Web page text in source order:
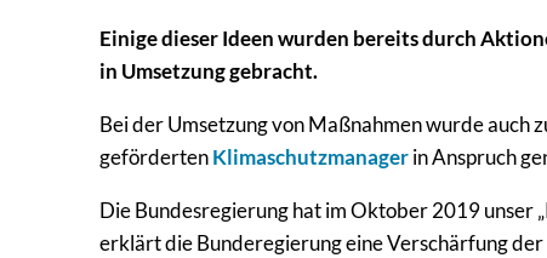
Einige dieser Ideen wurden bereits durch
in Umsetzung gebracht.
Bei der Umsetzung von Maßnahmen wurde auch
gefördertenKlimaschutzmanagerin Anspruch
Die Bundesregierung hat im Oktober 2019 unser
erklärt die Bunderegierung eine Verschärfung